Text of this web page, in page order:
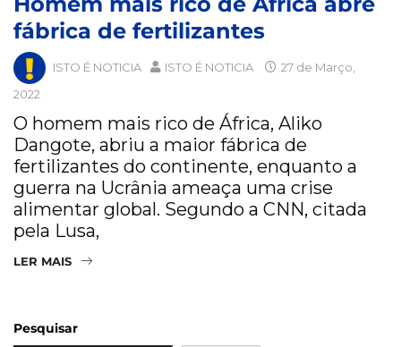
fábrica de fertilizantes
ISTO É NOTICIA ISTO É NOTICIA
27 de Março,
2022
O homem mais rico de África, Aliko
Dangote, abriu a maior fábrica de
fertilizantes do continente, enquanto a
guerra na Ucrânia ameaça uma crise
alimentar global. Segundo a CNN, citada
pela Lusa,
LER MAIS
Pesquisar